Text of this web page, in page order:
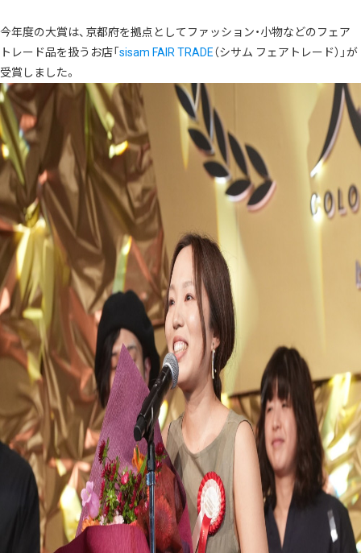
今年度の大賞は、京都府を拠点として ファッション・小物などのフェア
トレード品を扱うお店「 sisam FAIR TRADE（シサム フェアトレード）」が
受賞しました。